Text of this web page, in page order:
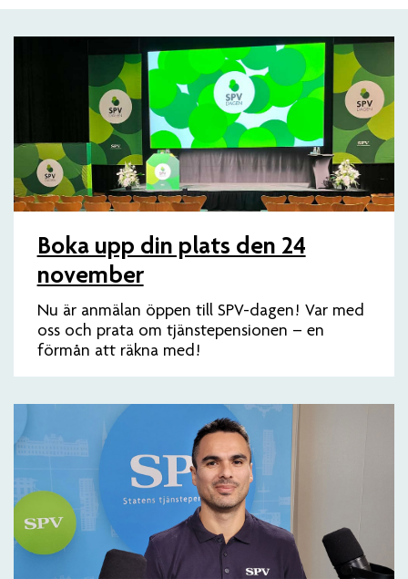
Boka upp din plats den 24
november
Nu är anmälan öppen till SPV-dagen! Var med
oss och prata om tjänstepensionen – en
förmån att räkna med!